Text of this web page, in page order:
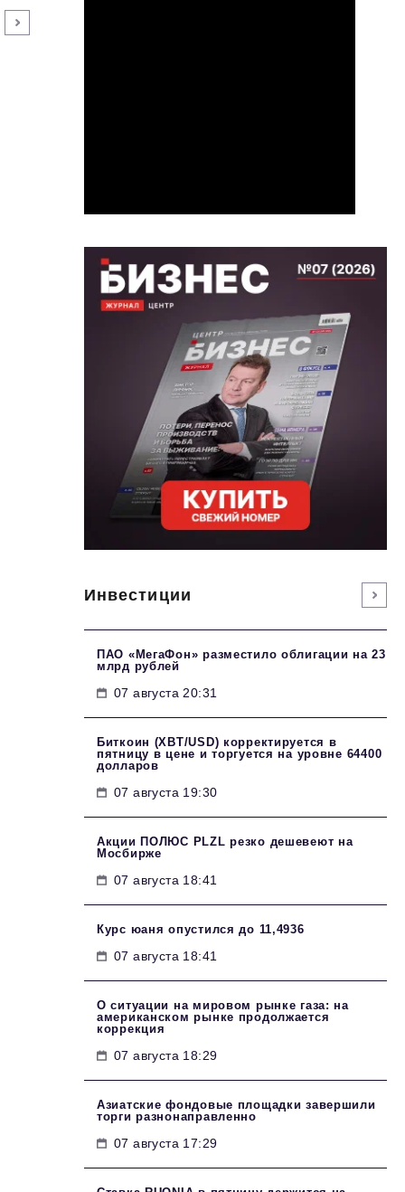
Инвестиции
ПАО «МегаФон» разместило облигации на 23
млрд рублей
07 августа 20:31
Биткоин (XBT/USD) корректируется в
пятницу в цене и торгуется на уровне 64400
долларов
07 августа 19:30
Акции ПОЛЮС PLZL резко дешевеют на
Мосбирже
07 августа 18:41
Курс юаня опустился до 11,4936
07 августа 18:41
О ситуации на мировом рынке газа: на
американском рынке продолжается
коррекция
07 августа 18:29
Азиатские фондовые площадки завершили
торги разнонаправленно
07 августа 17:29